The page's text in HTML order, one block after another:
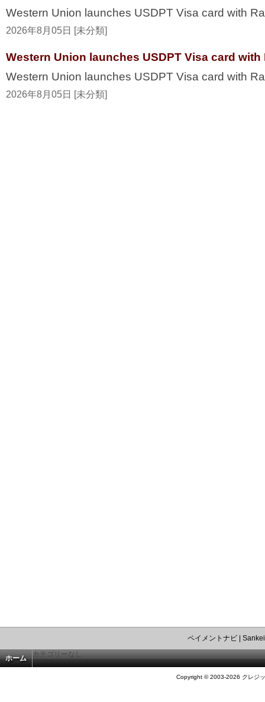
Western Union launches USDPT Visa card with
2026年8月05日 [未分類]
Western Union launches USDPT Visa card with
Western Union launches USDPT Visa card with
2026年8月05日 [未分類]
ペイメントナビ|
ホーム カテゴリーなし
Copyright © 2003-2026 クレジ